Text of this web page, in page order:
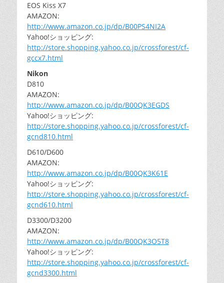
EOS Kiss X7
AMAZON:
http://www.amazon.co.jp/dp/B00PS4NI2A
Yahoo!ショッピング:
http://store.shopping.yahoo.co.jp/crossforest/cf-
gccx7.html
Nikon
D810
AMAZON:
http://www.amazon.co.jp/dp/B00QK3EGDS
Yahoo!ショッピング:
http://store.shopping.yahoo.co.jp/crossforest/cf-
gcnd810.html
D610/D600
AMAZON:
http://www.amazon.co.jp/dp/B00QK3K61E
Yahoo!ショッピング:
http://store.shopping.yahoo.co.jp/crossforest/cf-
gcnd610.html
D3300/D3200
AMAZON:
http://www.amazon.co.jp/dp/B00QK3O5T8
Yahoo!ショッピング:
http://store.shopping.yahoo.co.jp/crossforest/cf-
gcnd3300.html